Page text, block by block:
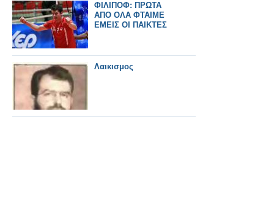
ΦΙΛΙΠΟΦ: ΠΡΩΤΑ
ΑΠΟ ΟΛΑ ΦΤΑΙΜΕ
ΕΜΕΙΣ ΟΙ ΠΑΙΚΤΕΣ
Λαικισμος